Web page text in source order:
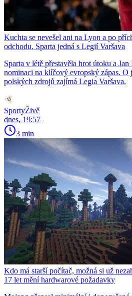
Kuchta se nevešel ani na Lyon a po
odchodu. Sparta jedná s Legií Varšava
Sparta v létě přestavěla hrot útoku a
nominaci na klíčový evropský zápas. O
polských zdrojů zajímá Legia Varšava.
SportyŽivě
dnes, 19:57
3 min
Kdo má starší počítač, možná si už
17 let mění hardwarové požadavky